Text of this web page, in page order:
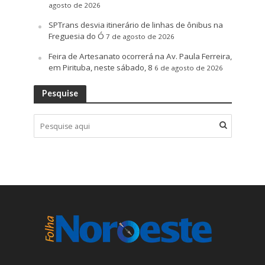
agosto de 2026
SPTrans desvia itinerário de linhas de ônibus na
Freguesia do Ó 7 de agosto de 2026
Feira de Artesanato ocorrerá na Av. Paula Ferreira,
em Pirituba, neste sábado, 8 6 de agosto de 2026
Pesquise